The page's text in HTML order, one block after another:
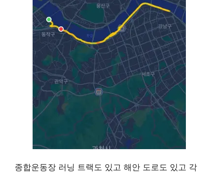
종합운동장 러닝 트랙도 있고 해안 도로도 있고 각